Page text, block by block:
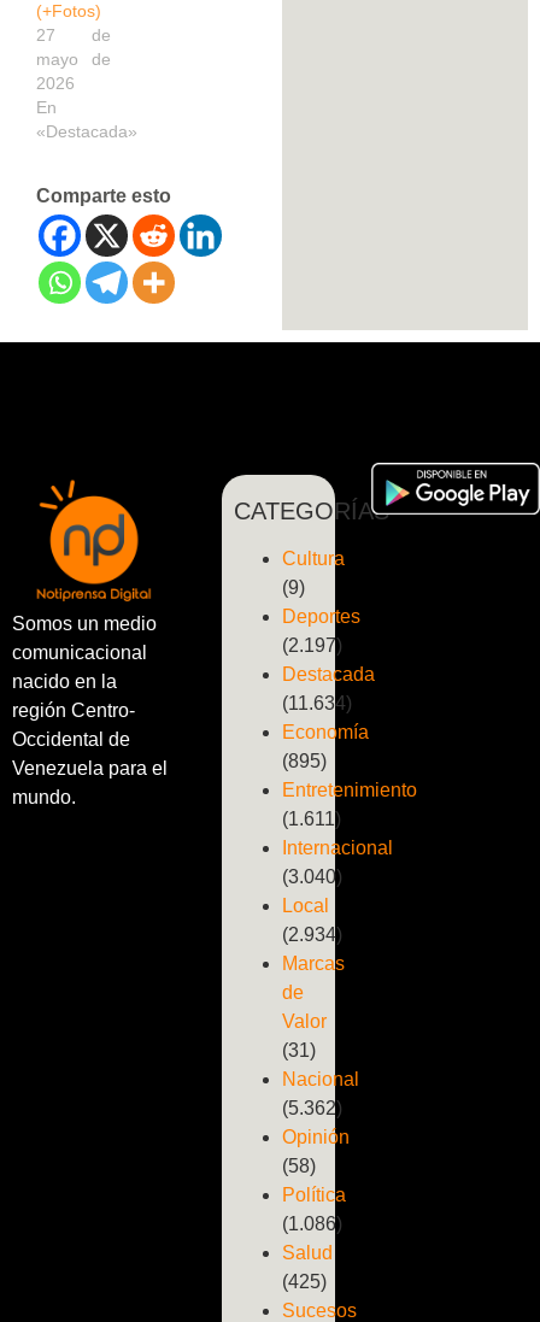
(+Fotos)
27 de
mayo de
2026
En
«Destacada»
Comparte esto
Somos un medio
comunicacional
nacido en la
región Centro-
Occidental de
Venezuela para el
mundo.
CATEGORÍAS
Cultura
(9)
Deportes
(2.197)
Destacada
(11.634)
Economía
(895)
Entretenimiento
(1.611)
Internacional
(3.040)
Local
(2.934)
Marcas
de
Valor
(31)
Nacional
(5.362)
Opinión
(58)
Política
(1.086)
Salud
(425)
Sucesos